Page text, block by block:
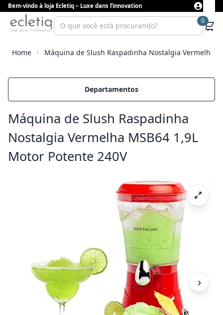
Bem-vindo à loja Ecletiq – Luxe dans l’innovation
0
Home Máquina de Slush Raspadinha Nostalgia Vermelha
Departamentos
Máquina de Slush Raspadinha
Nostalgia Vermelha MSB64 1,9L
Motor Potente 240V
›